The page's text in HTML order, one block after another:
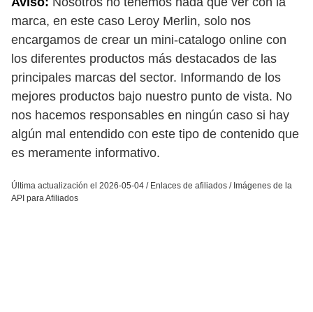
marca, en este caso Leroy Merlin, solo nos
encargamos de crear un mini-catalogo online con
los diferentes productos más destacados de las
principales marcas del sector. Informando de los
mejores productos bajo nuestro punto de vista. No
nos hacemos responsables en ningún caso si hay
algún mal entendido con este tipo de contenido que
es meramente informativo.
Última actualización el 2026-05-04 / Enlaces de afiliados / Imágenes de la
API para Afiliados